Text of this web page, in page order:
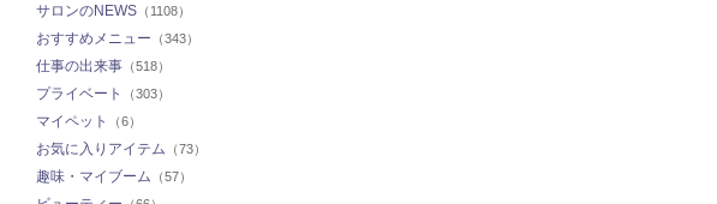
サロンのNEWS （1108）
おすすめメニュー （343）
仕事の出来事 （518）
プライベート （303）
マイペット （6）
お気に入りアイテム （73）
趣味・マイブーム （57）